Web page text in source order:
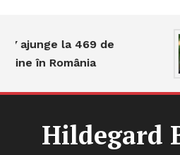
la 469 de
România
Hildegard